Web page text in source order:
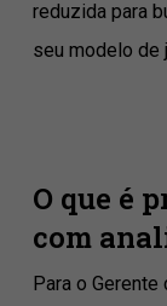
reduzida para
seu modelo de
O que é
com
Para o